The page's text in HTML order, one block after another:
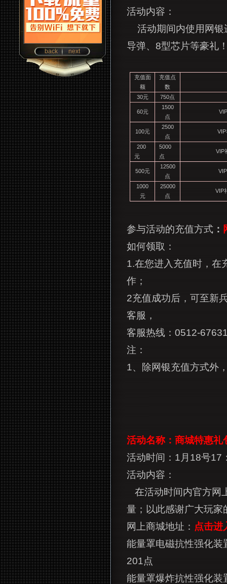
back next
活动内容：
活动期间内使用网
导弹、8型芯片等豪礼
充值面
额
充值点
数
30元 750点
60元
1500
点
100元
2500
点
VIP
200
元
5000
点
VIP
500元
12500
点
VIP
1000
元
25000
点
VIP
参与活动的充值方式：
如何领取：
1.在您进入充值时，在
作；
2充值成功后，可至新
客服，
客服热线：0512-
注：
1、除网银充值方式外
活动名称：商城特惠礼
活动时间：1月18号17
活动内容：
在活动时间内官方网
量；以此感谢广大玩家
网上商城地址：点击进
能量罩电磁抗性强化
201点
能量罩爆炸抗性强化